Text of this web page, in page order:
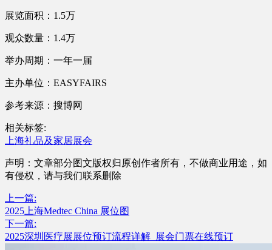
展览面积：1.5万
观众数量：1.4万
举办周期：一年一届
主办单位：EASYFAIRS
参考来源：搜博网
相关标签:
上海礼品及家居展会
声明：文章部分图文版权归原创作者所有，不做商业用途，如
有侵权，请与我们联系删除
上一篇:
2025上海Medtec China 展位图
下一篇:
2025深圳医疗展展位预订流程详解_展会门票在线预订